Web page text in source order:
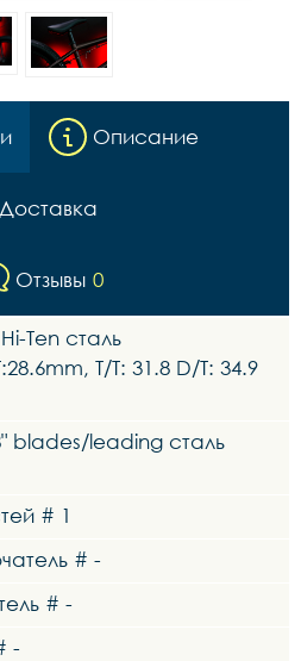
Описание
Доставка
Отзывы 0
Ten сталь
T/T: 31.8 D/T: 34.9
blades/leading сталь
# 1
# -
# -
-